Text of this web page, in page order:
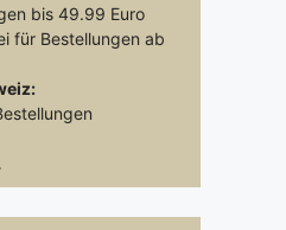
bis 49.99 Euro
für Bestellungen ab